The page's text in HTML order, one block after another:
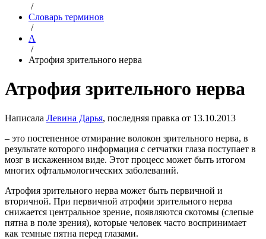
/
Словарь терминов
/
А
/
Атрофия зрительного нерва
Атрофия зрительного нерва
Написала Левина Дарья, последняя правка от 13.10.2013
– это постепенное отмирание волокон зрительного нерва, в
результате которого информация с сетчатки глаза поступает в
мозг в искаженном виде. Этот процесс может быть итогом
многих офтальмологических заболеваний.
Атрофия зрительного нерва может быть первичной и
вторичной. При первичной атрофии зрительного нерва
снижается центральное зрение, появляются скотомы (слепые
пятна в поле зрения), которые человек часто воспринимает
как темные пятна перед глазами.